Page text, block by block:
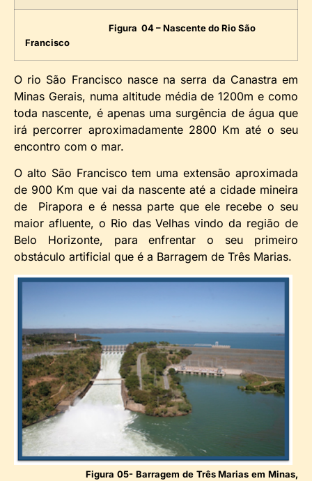
Figura 04 – Nascente do Rio São
Francisco
O rio São Francisco nasce na serra da Canastra em
Minas Gerais, numa altitude média de 1200m e como
toda nascente, é apenas uma surgência de água que
irá percorrer aproximadamente 2800 Km até o seu
encontro com o mar.
O alto São Francisco tem uma extensão aproximada
de 900 Km que vai da nascente até a cidade mineira
de Pirapora e é nessa parte que ele recebe o seu
maior afluente, o Rio das Velhas vindo da região de
Belo Horizonte, para enfrentar o seu primeiro
obstáculo artificial que é a Barragem de Três Marias.
Figura 05- Barragem de Três Marias em Minas,